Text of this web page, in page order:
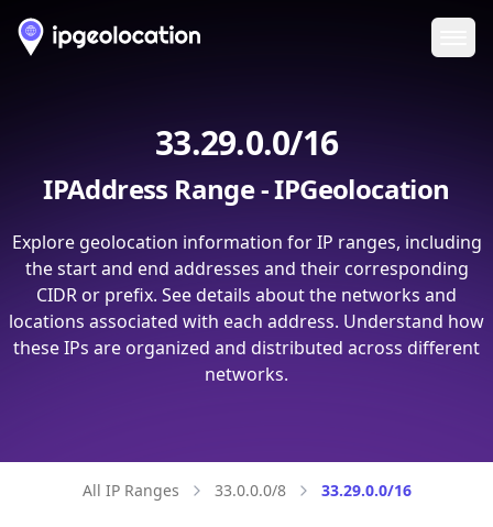
33.29.0.0/16
IPAddress Range - IPGeolocation
Explore geolocation information for IP ranges, including
the start and end addresses and their corresponding
CIDR or prefix. See details about the networks and
locations associated with each address. Understand how
these IPs are organized and distributed across different
networks.
All IP Ranges 33.0.0.0/8 33.29.0.0/16